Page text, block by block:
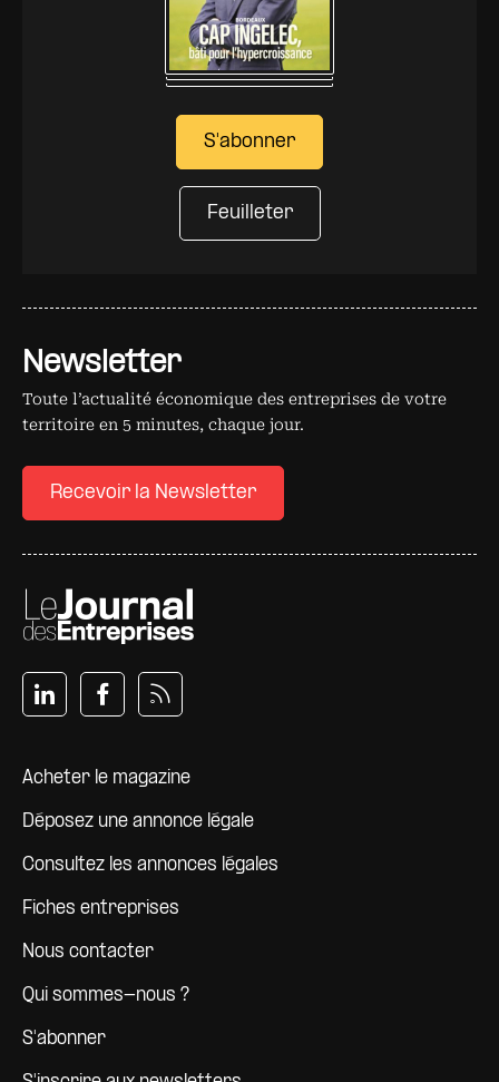
Newsletter
Toute l’actualité économique des entreprises de votre
territoire en 5 minutes, chaque jour.
Recevoir la Newsletter
Pied de page
Acheter le magazine
Déposez une annonce légale
Consultez les annonces légales
Fiches entreprises
Nous contacter
Qui sommes-nous ?
S'abonner
S'abonner
Feuilleter